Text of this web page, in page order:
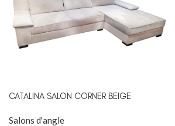
CATALINA SALON CORNER BEIGE
Salons d'angle